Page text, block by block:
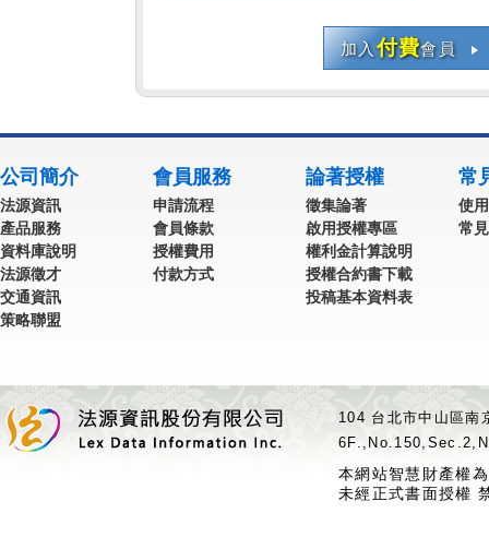
加入付費會員
公司簡介
法源資訊
產品服務
資料庫說明
法源徵才
交通資訊
策略聯盟
會員服務
申請流程
會員條款
授權費用
付款方式
論著授權
徵集論著
啟用授權專區
權利金計算說明
授權合約書下載
投稿基本資料表
常
使
常
104 台北市中山區
本網站智慧財產權
未經正式書面授權